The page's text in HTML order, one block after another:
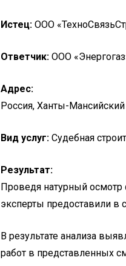
Истец:ООО
Ответчик:ООО
Адрес:
Россия, Ханты-
Вид услуг: Судебная
Результат:
Проведя натурный осмотр
эксперты предоставили в
В результате анализа
работ в представленных